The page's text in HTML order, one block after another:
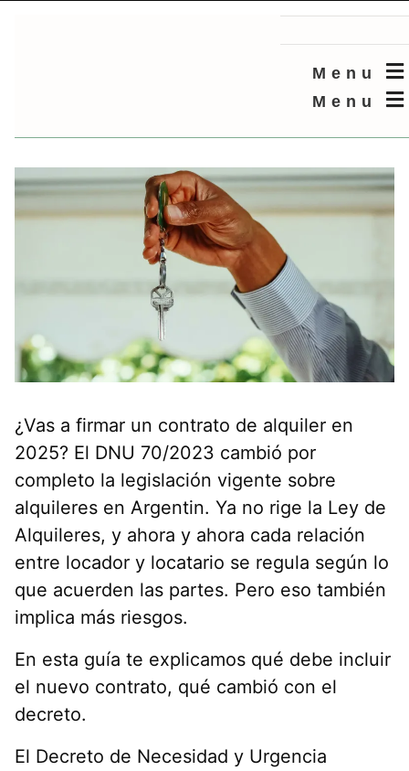
Menu
¿Vas a firmar un contrato de alquiler en
2025? El DNU 70/2023 cambió por
completo la legislación vigente sobre
alquileres en Argentin. Ya no rige la Ley de
Alquileres, y ahora y ahora cada relación
entre locador y locatario se regula según lo
que acuerden las partes. Pero eso también
implica más riesgos.
En esta guía te explicamos qué debe incluir
el nuevo contrato, qué cambió con el
decreto.
El Decreto de Necesidad y Urgencia
Menu